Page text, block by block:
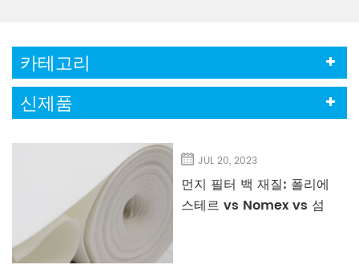
카테고리
신제품
JUL 20, 2023
먼지 필터 백 재질: 폴리에
스테르 vs Nomex vs 섬